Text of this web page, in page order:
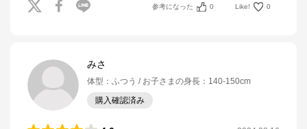
参考になった 0 Like! 0
みさ
体型 ： ふつう お子さまの身長 ： 140-150cm
購入確認済み